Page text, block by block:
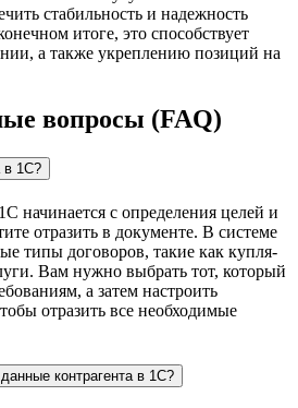
стабильность и надежность
итоге, это способствует
а также укреплению позиций на
вопросы (FAQ)
в 1С?
начинается с определения целей и
отразить в документе. В системе
типы договоров, такие как купля-
Вам нужно выбрать тот, который
а затем настроить
отразить все необходимые
контрагента в 1С?